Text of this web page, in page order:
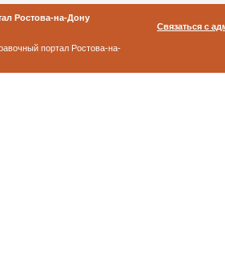
Ростова-на-Дону
портал Ростова-на-
Связаться с